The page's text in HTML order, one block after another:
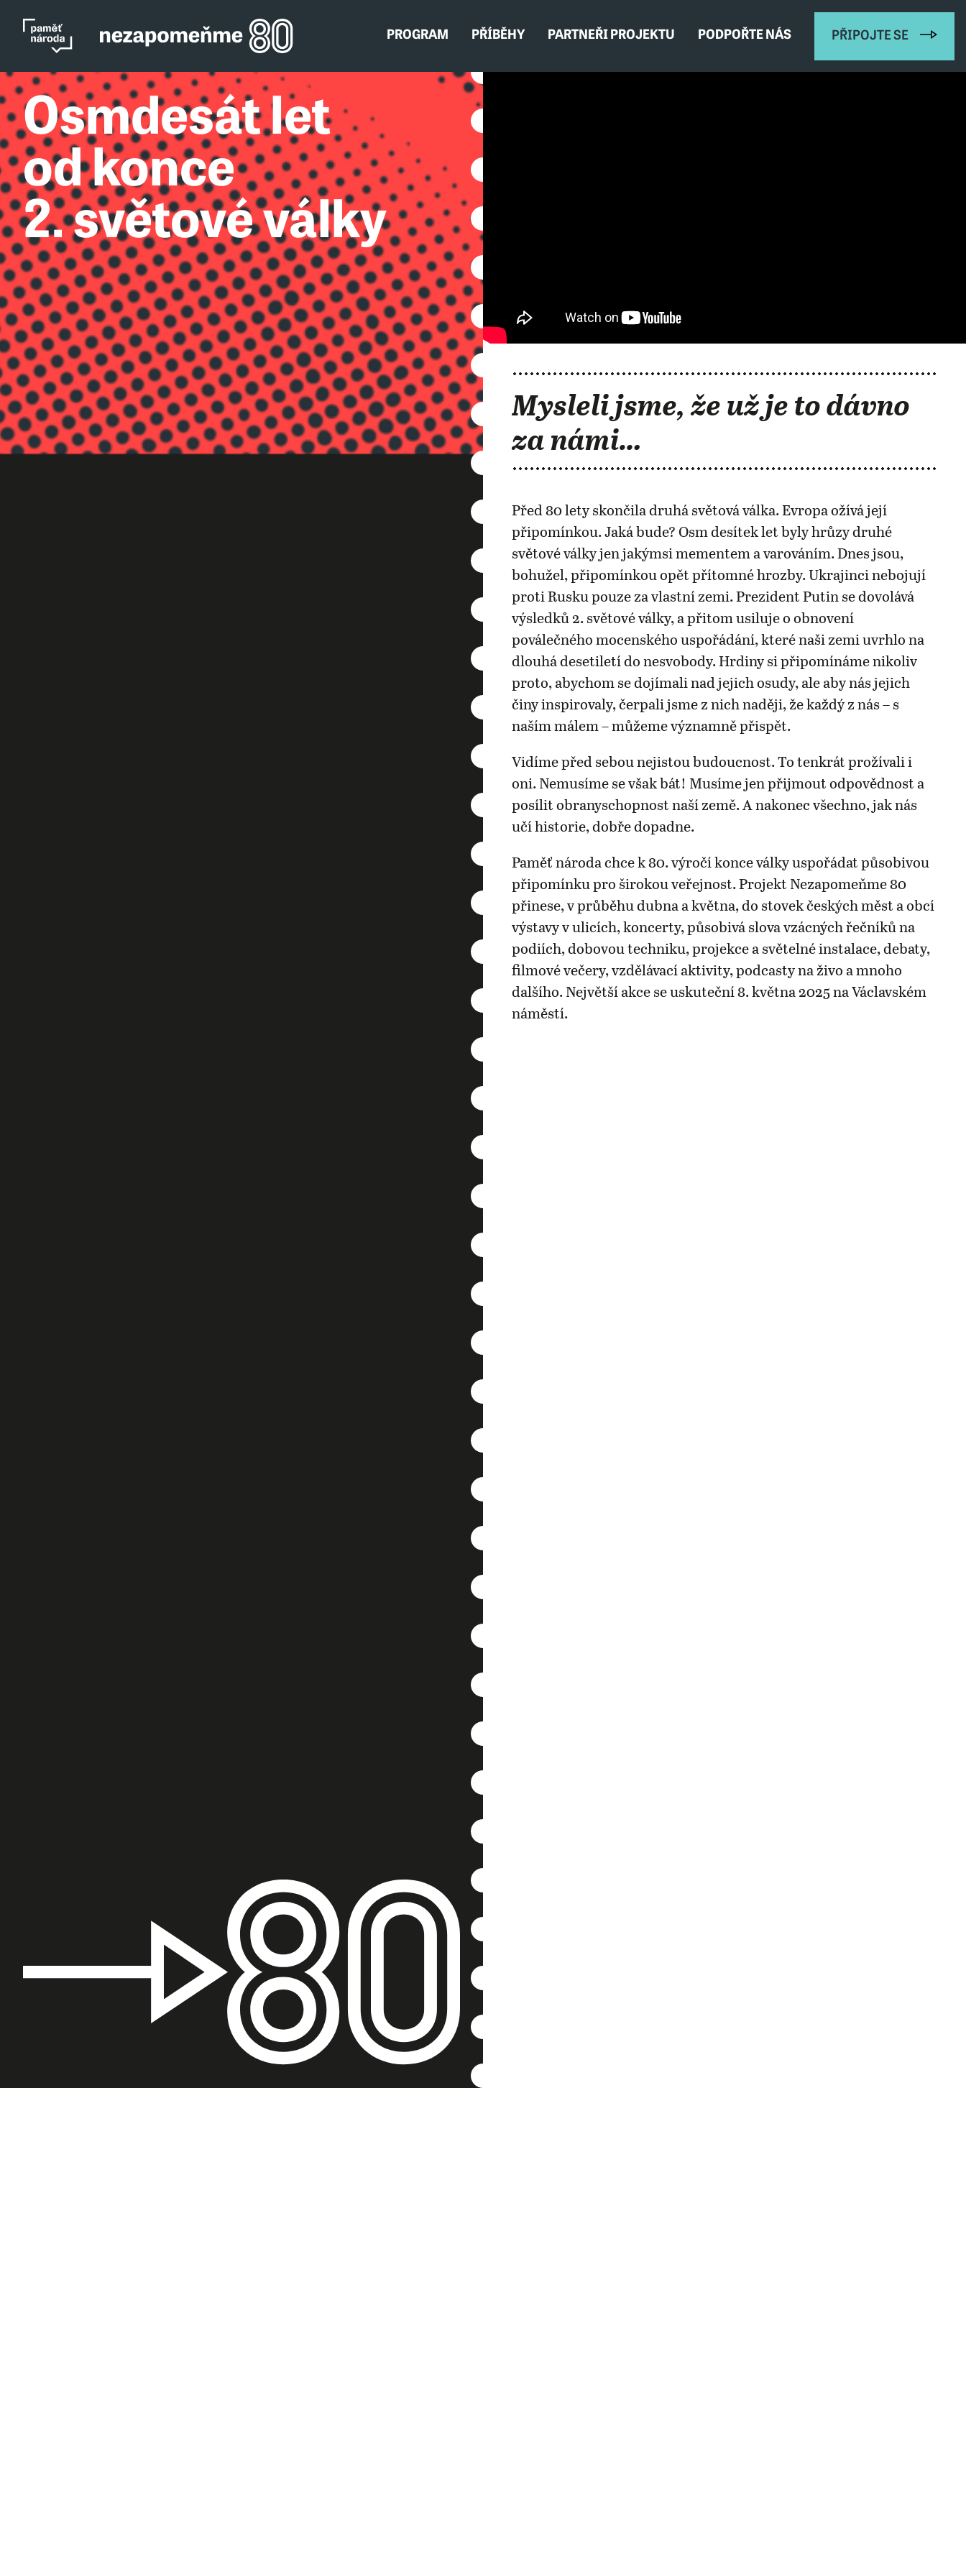
PROGRAM PŘÍBĚHY PARTNEŘI PROJEKTU PODPOŘTE NÁS PŘIPOJTE SE
Osmdesát let
od konce
2. světové války
Mysleli jsme, že už je to dávno
za námi…
Před 80 lety skončila druhá světová válka. Evropa ožívá její
připomínkou. Jaká bude? Osm desítek let byly hrůzy druhé
světové války jen jakýmsi mementem a varováním. Dnes jsou,
bohužel, připomínkou opět přítomné hrozby. Ukrajinci nebojují
proti Rusku pouze za vlastní zemi. Prezident Putin se dovolává
výsledků 2. světové války, a přitom usiluje o obnovení
poválečného mocenského uspořádání, které naši zemi uvrhlo na
dlouhá desetiletí do nesvobody. Hrdiny si připomínáme nikoliv
proto, abychom se dojímali nad jejich osudy, ale aby nás jejich
činy inspirovaly, čerpali jsme z nich naději, že každý z nás – s
naším málem – můžeme významně přispět.
Vidíme před sebou nejistou budoucnost. To tenkrát prožívali i
oni. Nemusíme se však bát! Musíme jen přijmout odpovědnost a
posílit obranyschopnost naší země. A nakonec všechno, jak nás
učí historie, dobře dopadne.
Paměť národa chce k 80. výročí konce války uspořádat působivou
připomínku pro širokou veřejnost. Projekt Nezapomeňme 80
přinese, v průběhu dubna a května, do stovek českých měst a obcí
výstavy v ulicích, koncerty, působivá slova vzácných řečníků na
podiích, dobovou techniku, projekce a světelné instalace, debaty,
filmové večery, vzdělávací aktivity, podcasty na živo a mnoho
dalšího. Největší akce se uskuteční 8. května 2025 na Václavském
náměstí.